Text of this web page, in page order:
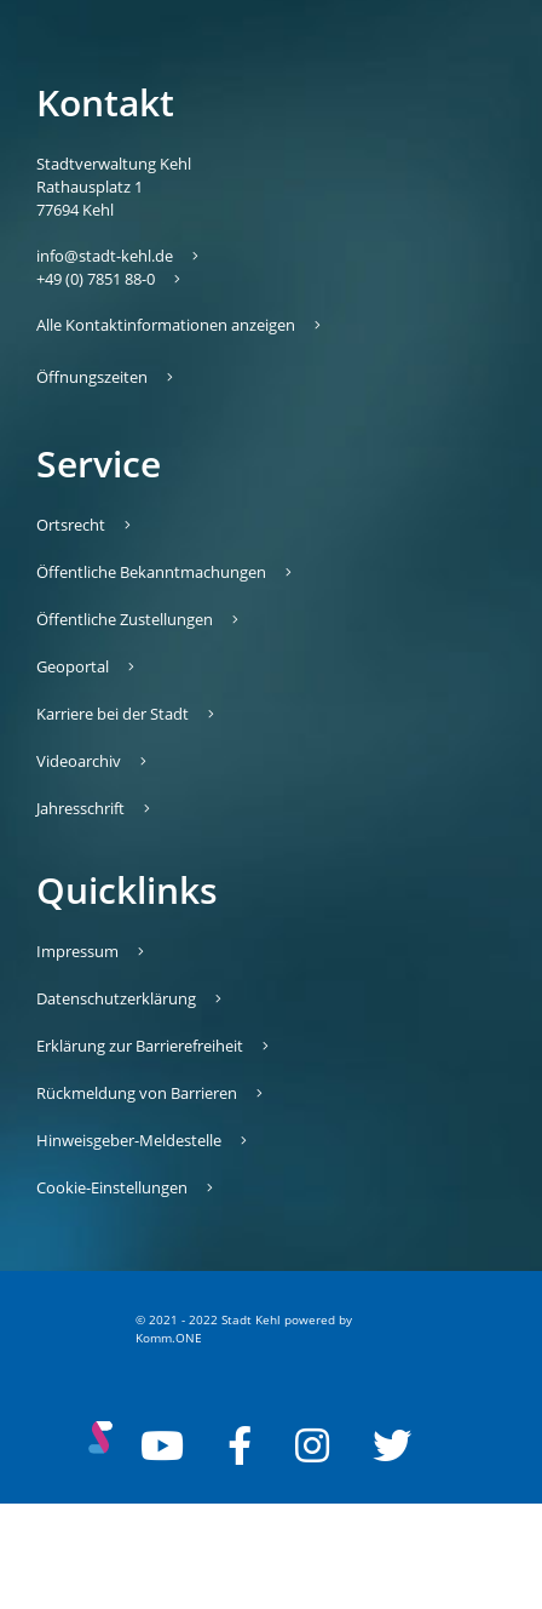
Kontakt
Stadtverwaltung Kehl
Rathausplatz 1
77694 Kehl
info@stadt-kehl.de
+49 (0) 7851 88-0
Alle Kontaktinformationen anzeigen
Öffnungszeiten
Service
Ortsrecht
Öffentliche Bekanntmachungen
Öffentliche Zustellungen
Geoportal
Karriere bei der Stadt
Videoarchiv
Jahresschrift
Quicklinks
Impressum
Datenschutzerklärung
Erklärung zur Barrierefreiheit
Rückmeldung von Barrieren
Hinweisgeber-Meldestelle
Cookie-Einstellungen
© 2021 - 2022 Stadt Kehl powered by
Komm.ONE